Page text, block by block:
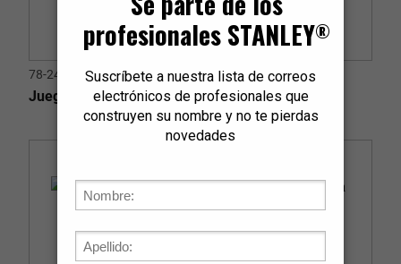
78-248
Juego de Ganchos Extractores - 1/2"